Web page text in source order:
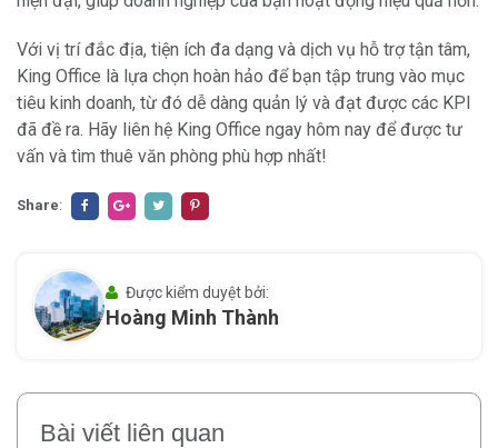
Với vị trí đắc địa, tiện ích đa dạng và dịch vụ hỗ trợ tận tâm,
King Office là lựa chọn hoàn hảo để bạn tập trung vào mục
tiêu kinh doanh, từ đó dễ dàng quản lý và đạt được các KPI
đã đề ra. Hãy liên hệ King Office ngay hôm nay để được tư
vấn và tìm thuê văn phòng phù hợp nhất!
Share:
Được kiểm duyệt bởi:
Hoàng Minh Thành
Bài viết liên quan